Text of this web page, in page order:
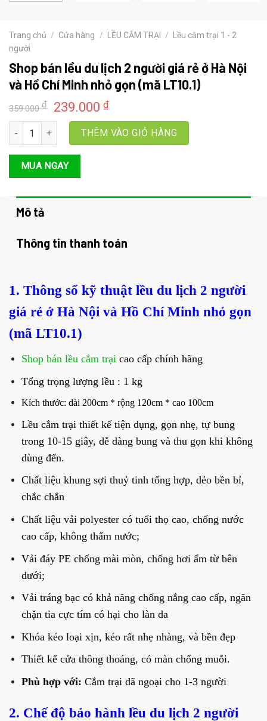
Trang chủ / Cửa hàng / LỀU CẮM TRẠI /
Lều cắm trại 1 - 2
người
Shop bán lều du lịch 2 người giá rẻ ở Hà Nội
và Hồ Chí Minh nhỏ gọn (mã LT10.1)
359.000₫
Giá
gốc
359.000 ₫.
239.000 ₫Giá
hiện
tại
là:
Shop bán lều du lịch 2 người giá rẻ ở Hà Nội và Hồ Chí Minh nhỏ
THÊM VÀO GIỎ HÀNG
MUA NGAY
Mô tả
Thông tin thanh toán
1. Thông số kỹ thuật lều du lịch 2 người
giá rẻ ở Hà Nội và Hồ Chí Minh nhỏ gọn
(mã LT10.1)
Shop bán lều cắm trại cao cấp chính hãng
Tổng trọng lượng lều : 1 kg
Kích thước: dài 200cm * rộng 120cm * cao 100cm
Lều cắm trại thiết kế tiện dụng, gọn nhẹ, tự bung
trong 10-15 giây, dễ dàng bung và thu gọn khi không
dùng đến.
Chất liệu khung sợi thuỷ tinh tổng hợp, dẻo bền bỉ,
chắc chắn
Chất liệu vải polyester có tuổi thọ cao, chống nước
cao cấp, không thấm nước;
Vải đáy PE chống mài mòn, chống hơi ẩm từ bên
dưới;
Vải tráng bạc có khả năng chống nắng cao cấp, ngăn
chặn tia cực tím có hại cho làn da
Khóa kéo loại xịn, kéo rất nhẹ nhàng, và bền đẹp
Thiết kế cửa thông thoáng, có màn chống muỗi.
Phù hợp với: Cắm trại dã ngoại cho 1-3 người
2. Chế độ bảo hành lều du lịch 2 người